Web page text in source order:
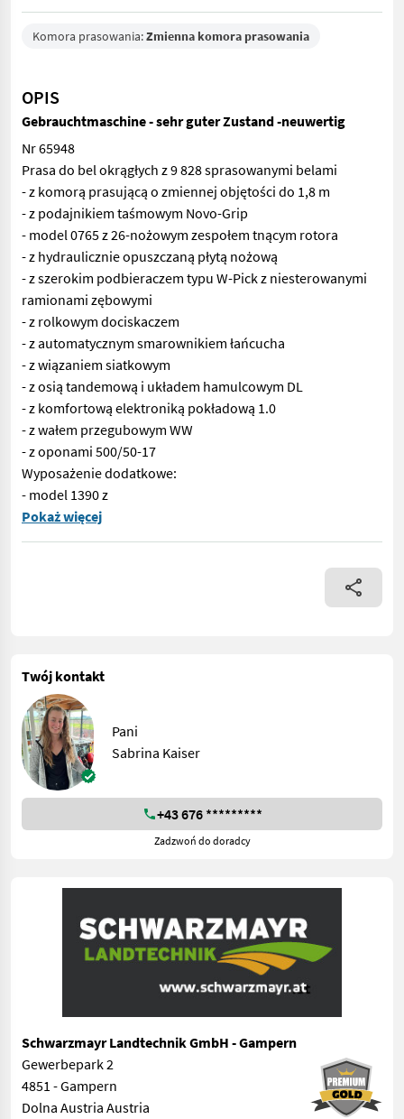
Komora prasowania:Zmienna komora prasowania
OPIS
Gebrauchtmaschine - sehr guter Zustand -neuwertig
Nr 65948
Prasa do bel okrągłych z 9 828 sprasowanymi belami
- z komorą prasującą o zmiennej objętości do 1,8 m
- z podajnikiem taśmowym Novo-Grip
- model 0765 z 26-nożowym zespołem tnącym rotora
- z hydraulicznie opuszczaną płytą nożową
- z szerokim podbieraczem typu W-Pick z niesterowanymi
ramionami zębowymi
- z rolkowym dociskaczem
- z automatycznym smarownikiem łańcucha
- z wiązaniem siatkowym
- z osią tandemową i układem hamulcowym DL
- z komfortową elektroniką pokładową 1.0
- z wałem przegubowym WW
- z oponami 500/50-17
Wyposażenie dodatkowe:
- model 1390 z
Nr 65948 Prasa do bel okrągłych z 9 828 sprasowanymi
Pokaż więcej
Twój kontakt
Pani
Sabrina Kaiser
+43 676 *********
Zadzwoń do doradcy
Schwarzmayr Landtechnik GmbH - Gampern
Gewerbepark 2
4851 - Gampern
Dolna Austria Austria